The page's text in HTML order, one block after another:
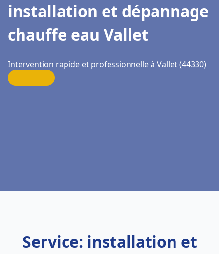
installation et dépannage
chauffe eau Vallet
Intervention rapide et professionnelle à Vallet (44330)
Service: installation et